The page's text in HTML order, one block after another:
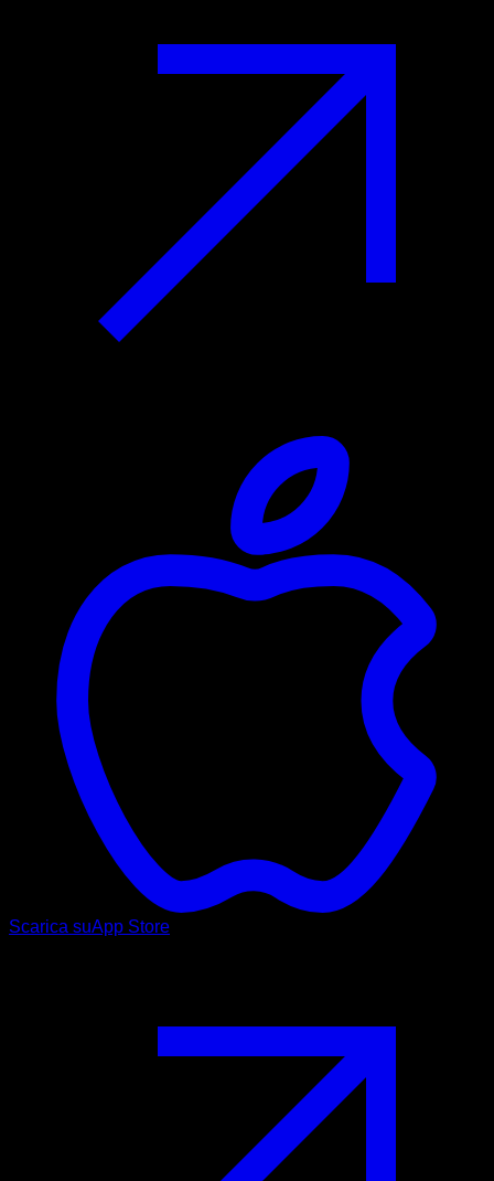
Scarica suApp Store